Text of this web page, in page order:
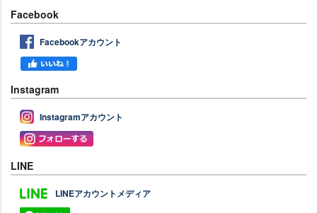
Facebook
Facebookアカウント
Instagram
Instagramアカウント
LINE
LINEアカウントメディア